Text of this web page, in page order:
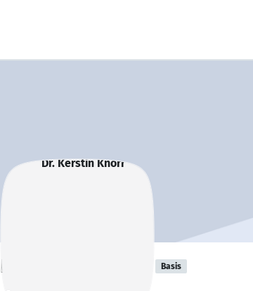
Dr. Kerstin Knorr Basis